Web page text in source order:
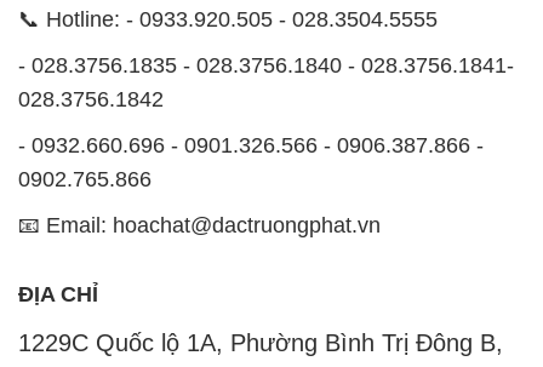
📞 Hotline: - 0933.920.505 - 028.3504.5555
- 028.3756.1835 - 028.3756.1840 - 028.3756.1841-
028.3756.1842
- 0932.660.696 - 0901.326.566 - 0906.387.866 -
0902.765.866
📧 Email: hoachat@dactruongphat.vn
ĐỊA CHỈ
1229C Quốc lộ 1A, Phường Bình Trị Đông B,